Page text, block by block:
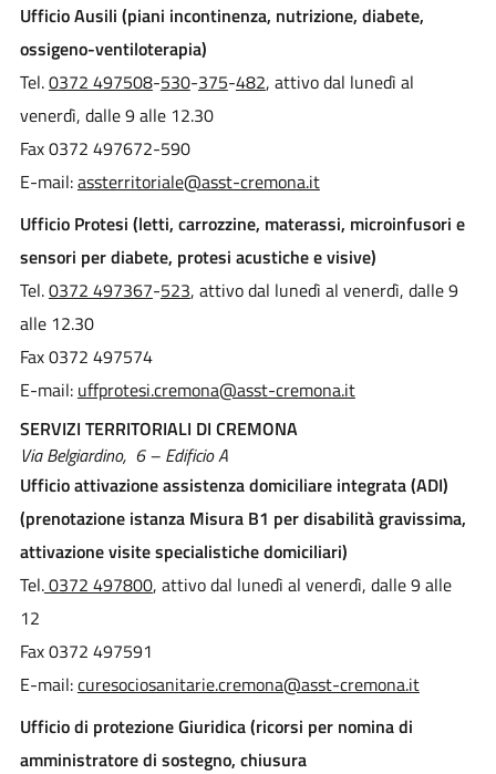
Ufficio Ausili (piani incontinenza, nutrizione, diabete,
ossigeno-ventiloterapia)
Tel.0372 497508-530-375-482, attivo dal lunedì al
venerdì, dalle 9 alle 12.30
Fax 0372 497672-590
E-mail:assterritoriale@asst-cremona.it
Ufficio Protesi (letti, carrozzine, materassi, microinfusori e
sensori per diabete, protesi acustiche e visive)
Tel.0372 497367-523, attivo dal lunedì al venerdì, dalle 9
alle 12.30
Fax 0372 497574
E-mail: uffprotesi.cremona@asst-cremona.it
SERVIZI TERRITORIALI DI CREMONA
Via Belgiardino, 6 – Edificio A
Ufficio attivazione assistenza domiciliare integrata (ADI)
(prenotazione istanza Misura B1 per disabilità gravissima,
attivazione visite specialistiche domiciliari)
Tel.0372 497800, attivo dal lunedì al venerdì, dalle 9 alle
12
Fax 0372 497591
E-mail:curesociosanitarie.cremona@asst-cremona.it
Ufficio di protezione Giuridica (ricorsi per nomina di
amministratore di sostegno, chiusura